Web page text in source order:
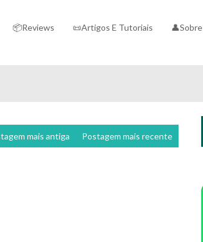
📦Reviews 📜Artigos E Tutoriais 👤Sobre
Postagem mais recente
mais antiga